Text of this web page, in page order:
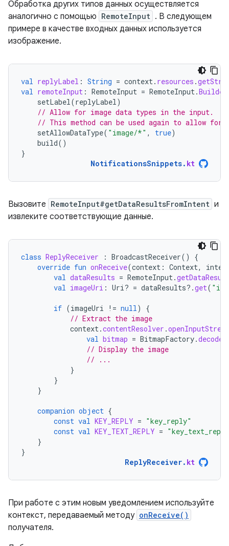
Обработка других типов данных осуществляется
аналогично с помощью RemoteInput . В следующем
примере в качестве входных данных используется
изображение.
val replyLabel : String = context . resources .
val remoteInput : RemoteInput = RemoteInput .Builder
setLabel (replyLabel )
// Allow for image data types in the input.
// This method can be used again to allow for
setAllowDataType( "image/*" , true)
build()
}
NotificationsSnippets. kt
Вызовите RemoteInput#getDataResultsFromIntent и
извлеките соответствующие данные.
class ReplyReceiver : BroadcastReceiver()
{
override fun onReceive(context : Context,
val dataResults = RemoteInput .
val imageUri : Uri? = dataResults?.get(
if (imageUri != null )
{
// Extract the image
context .contentResolver .
val bitmap = BitmapFactory.
// Display the image
// ...
}
}
}
companion object {
const val KEY_REPLY = "key_reply"
const val KEY_TEXT_REPLY =
}
}
ReplyReceiver. kt
При работе с этим новым уведомлением используйте
контекст, передаваемый методу onReceive()
получателя.